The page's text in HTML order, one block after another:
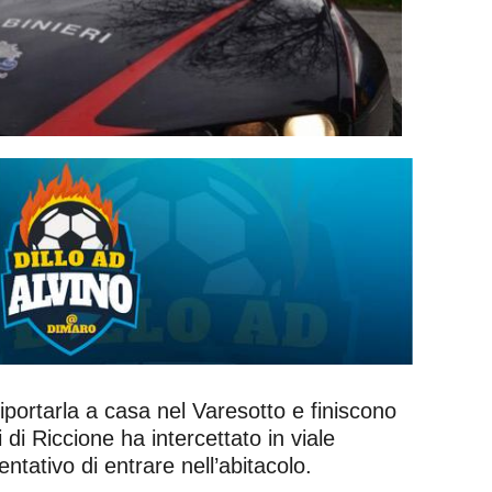
a casa nel Varesotto e finiscono
Riccione ha intercettato in viale
di entrare nell’abitacolo.